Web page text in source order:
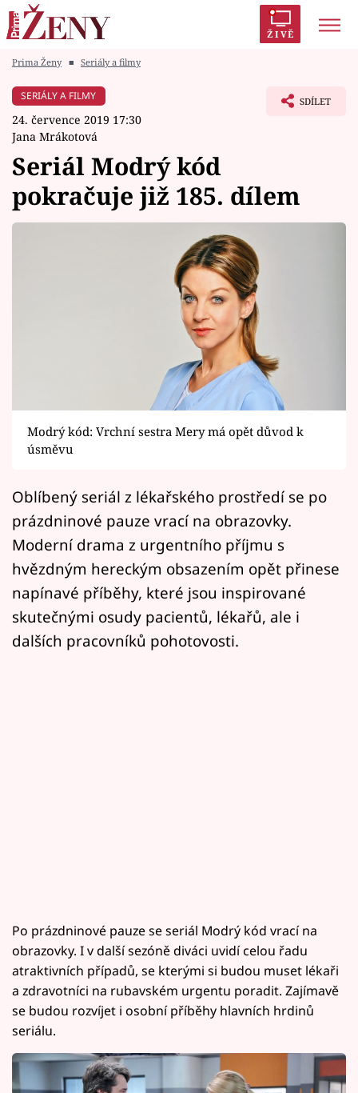
ŽIVĚ
Módní alarm
Témata
Filmový festival Karlovy Vary
Mámy sobě
Přihlášení
Sledujte nás
Prima Ženy ■ Seriály a filmy
SERIÁLY A FILMY
24. července 2019 17:30
Jana Mrákotová
SDÍLET
Seriál Modrý kód
pokračuje již 185. dílem
Modrý kód: Vrchní sestra Mery má opět důvod k
úsměvu
Oblíbený seriál z lékařského prostředí se po
prázdninové pauze vrací na obrazovky.
Moderní drama z urgentního příjmu s
hvězdným hereckým obsazením opět přinese
napínavé příběhy, které jsou inspirované
skutečnými osudy pacientů, lékařů, ale i
dalších pracovníků pohotovosti.
Po prázdninové pauze se seriál Modrý kód vrací na
obrazovky. I v další sezóně diváci uvidí celou řadu
atraktivních případů, se kterými si budou muset lékaři
a zdravotníci na rubavském urgentu poradit. Zajímavě
se budou rozvíjet i osobní příběhy hlavních hrdinů
seriálu.